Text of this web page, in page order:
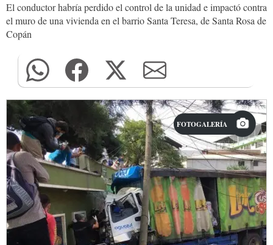
El conductor habría perdido el control de la unidad e impactó contra
el muro de una vivienda en el barrio Santa Teresa, de Santa Rosa de
Copán
FOTOGALERÍA